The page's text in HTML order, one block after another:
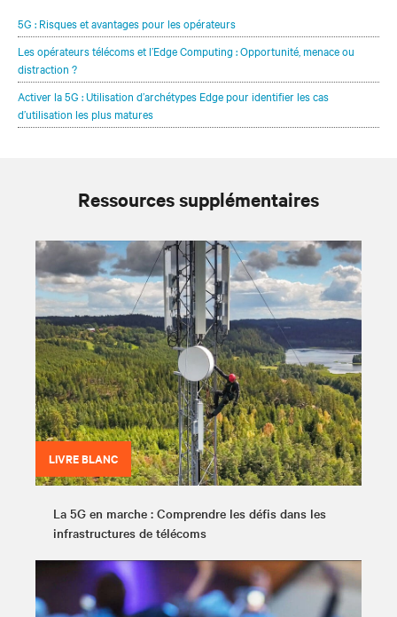
5G : Risques et avantages pour les opérateurs
Les opérateurs télécoms et l’Edge Computing : Opportunité, menace ou
distraction ?
Activer la 5G : Utilisation d’archétypes Edge pour identifier les cas
d’utilisation les plus matures
Ressources supplémentaires
LIVRE BLANC
La 5G en marche : Comprendre les défis dans les
infrastructures de télécoms